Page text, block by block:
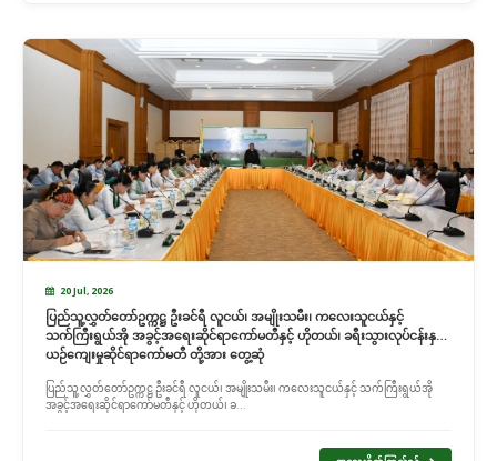
20 Jul, 2026
ပြည်သူ့လွှတ်တော်ဥက္ကဋ္ဌ ဦးခင်ရီ လူငယ်၊ အမျိုးသမီး၊ ကလေးသူငယ်နှင့်
သက်ကြီးရွယ်အို အခွင့်အရေးဆိုင်ရာကော်မတီနှင့် ဟိုတယ်၊ ခရီးသွားလုပ်ငန်းနှင့်
ယဉ်ကျေးမှုဆိုင်ရာကော်မတီ တို့အား တွေ့ဆုံ
ပြည်သူ့လွှတ်တော်ဥက္ကဋ္ဌ ဦးခင်ရီ လူငယ်၊ အမျိုးသမီး၊ ကလေးသူငယ်နှင့် သက်ကြီးရွယ်အို
အခွင့်အရေးဆိုင်ရာကော်မတီနှင့် ဟိုတယ်၊ ခ...